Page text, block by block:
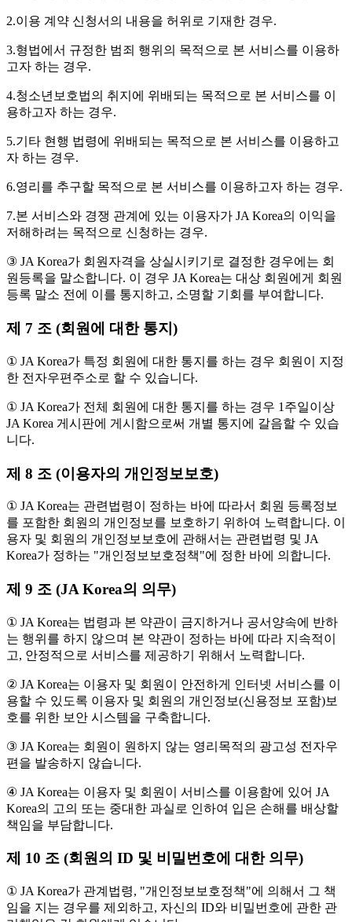
2.이용 계약 신청서의 내용을 허위로 기재한 경우.
3.형법에서 규정한 범죄 행위의 목적으로 본 서비스를 이용하
고자 하는 경우.
4.청소년보호법의 취지에 위배되는 목적으로 본 서비스를 이
용하고자 하는 경우.
5.기타 현행 법령에 위배되는 목적으로 본 서비스를 이용하고
자 하는 경우.
6.영리를 추구할 목적으로 본 서비스를 이용하고자 하는 경우.
7.본 서비스와 경쟁 관계에 있는 이용자가 JA Korea의 이익을
저해하려는 목적으로 신청하는 경우.
③ JA Korea가 회원자격을 상실시키기로 결정한 경우에는 회
원등록을 말소합니다. 이 경우 JA Korea는 대상 회원에게 회원
등록 말소 전에 이를 통지하고, 소명할 기회를 부여합니다.
제 7 조 (회원에 대한 통지)
① JA Korea가 특정 회원에 대한 통지를 하는 경우 회원이 지정
한 전자우편주소로 할 수 있습니다.
① JA Korea가 전체 회원에 대한 통지를 하는 경우 1주일이상
JA Korea 게시판에 게시함으로써 개별 통지에 갈음할 수 있습
니다.
제 8 조 (이용자의 개인정보보호)
① JA Korea는 관련법령이 정하는 바에 따라서 회원 등록정보
를 포함한 회원의 개인정보를 보호하기 위하여 노력합니다. 이
용자 및 회원의 개인정보보호에 관해서는 관련법령 및 JA
Korea가 정하는 "개인정보보호정책"에 정한 바에 의합니다.
제 9 조 (JA Korea의 의무)
① JA Korea는 법령과 본 약관이 금지하거나 공서양속에 반하
는 행위를 하지 않으며 본 약관이 정하는 바에 따라 지속적이
고, 안정적으로 서비스를 제공하기 위해서 노력합니다.
② JA Korea는 이용자 및 회원이 안전하게 인터넷 서비스를 이
용할 수 있도록 이용자 및 회원의 개인정보(신용정보 포함)보
호를 위한 보안 시스템을 구축합니다.
③ JA Korea는 회원이 원하지 않는 영리목적의 광고성 전자우
편을 발송하지 않습니다.
④ JA Korea는 이용자 및 회원이 서비스를 이용함에 있어 JA
Korea의 고의 또는 중대한 과실로 인하여 입은 손해를 배상할
책임을 부담합니다.
제 10 조 (회원의 ID 및 비밀번호에 대한 의무)
① JA Korea가 관계법령, "개인정보보호정책"에 의해서 그 책
임을 지는 경우를 제외하고, 자신의 ID와 비밀번호에 관한 관